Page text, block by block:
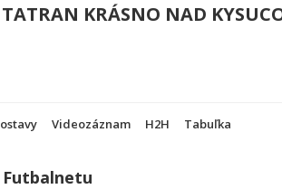
TATRAN KRÁSNO NAD
Videozáznam H2H Tabuľka
Futbalnetu